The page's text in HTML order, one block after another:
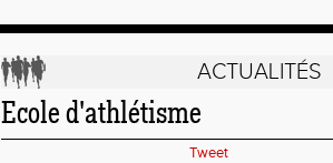
ACTUALITÉS
Ecole d'athlétisme
Tweet